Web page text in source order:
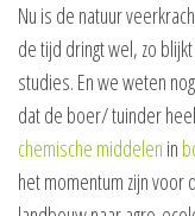
Nu is de natuur
de tijd dringt wel, zo
studies. En we weten
dat de boer/ tuinder
chemische middelen in
het momentum zijn voor